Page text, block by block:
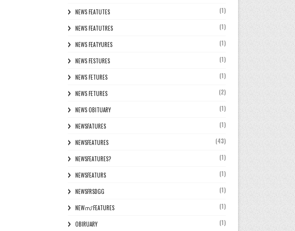
NEWS FEATUTES (1)
NEWS FEATUTRES (1)
NEWS FEATYURES (1)
NEWS FESTURES (1)
NEWS FETURES (1)
NEWS FETURES (2)
NEWS OBITUARY (1)
NEWSFATURES (1)
NEWSFEATURES (43)
NEWSFEATURES? (1)
NEWSFEATURS (1)
NEWSFRSDGG (1)
NEWസ് FEATURES (1)
OBIRUARY (1)